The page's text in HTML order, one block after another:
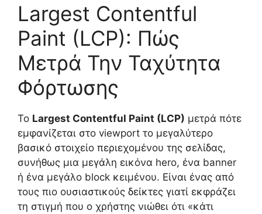
Largest Contentful
Paint (LCP): Πώς
Μετρά Την Ταχύτητα
Φόρτωσης
Το Largest Contentful Paint (LCP) μετρά πότε
εμφανίζεται στο viewport το μεγαλύτερο
βασικό στοιχείο περιεχομένου της σελίδας,
συνήθως μια μεγάλη εικόνα hero, ένα banner
ή ένα μεγάλο block κειμένου. Είναι ένας από
τους πιο ουσιαστικούς δείκτες γιατί εκφράζει
τη στιγμή που ο χρήστης νιώθει ότι «κάτι